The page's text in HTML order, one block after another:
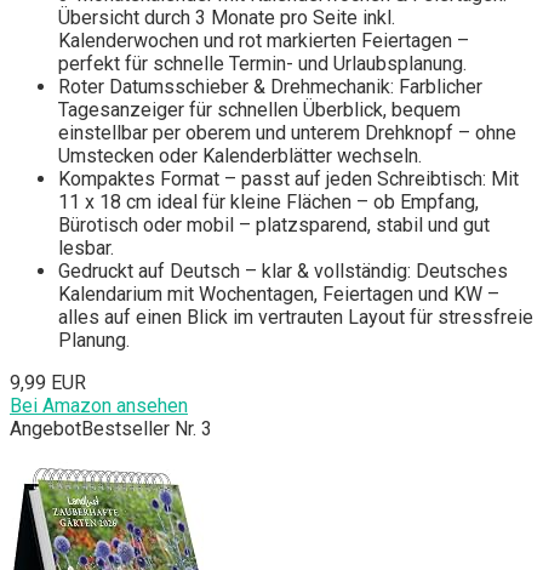
Übersicht durch 3 Monate pro Seite inkl.
Kalenderwochen und rot markierten Feiertagen –
perfekt für schnelle Termin- und Urlaubsplanung.
Roter Datumsschieber & Drehmechanik: Farblicher
Tagesanzeiger für schnellen Überblick, bequem
einstellbar per oberem und unterem Drehknopf – ohne
Umstecken oder Kalenderblätter wechseln.
Kompaktes Format – passt auf jeden Schreibtisch: Mit
11 x 18 cm ideal für kleine Flächen – ob Empfang,
Bürotisch oder mobil – platzsparend, stabil und gut
lesbar.
Gedruckt auf Deutsch – klar & vollständig: Deutsches
Kalendarium mit Wochentagen, Feiertagen und KW –
alles auf einen Blick im vertrauten Layout für stressfreie
Planung.
9,99 EUR
Bei Amazon ansehen
AngebotBestseller Nr. 3